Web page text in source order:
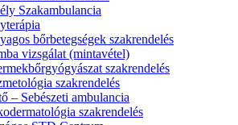
Szakambulancia
bőrbetegségek szakrendelés
vizsgálat (mintavétel)
szakrendelés
szakrendelés
– Sebészeti ambulancia
szakrendelés